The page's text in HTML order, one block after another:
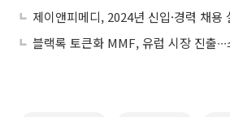
제이앤피메디, 2024년 신입·경력 채
블랙록 토큰화 MMF, 유럽 시장 진출